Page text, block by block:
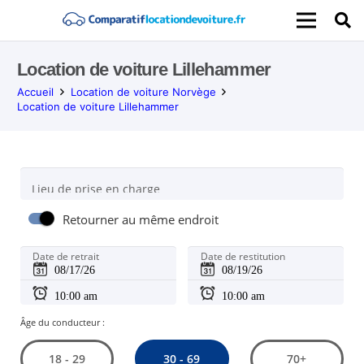
Location de voiture Lillehammer
Accueil
Location de voiture Norvège
Location de voiture Lillehammer
Lieu de prise en charge
Retourner au même endroit
Date de retrait Date de restitution
Âge du conducteur :
18 - 29 30 - 69 70+